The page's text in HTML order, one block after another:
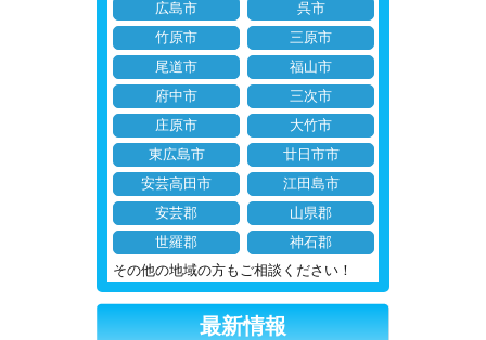
広島市
呉市
竹原市
三原市
尾道市
福山市
府中市
三次市
庄原市
大竹市
東広島市
廿日市市
安芸高田市
江田島市
安芸郡
山県郡
世羅郡
神石郡
その他の地域の方もご相談ください！
最新情報